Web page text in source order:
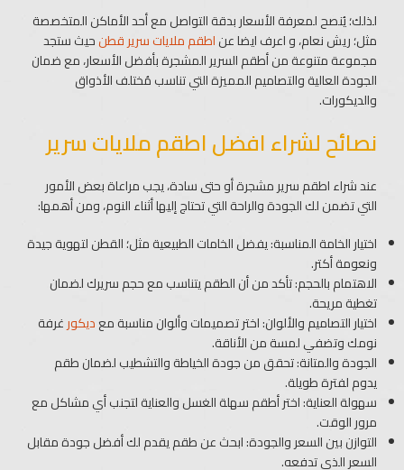
لذلك؛ يُنصح لمعرفة الأسعار بدقة التواصل مع أحد الأماكن المتخصصة
مثل؛ ريش نعام، و اعرف ايضا عناطقم ملايات سرير قطنحيث ستجد
مجموعة متنوعة من أطقم السرير المشجرة بأفضل الأسعار، مع ضمان
الجودة العالية والتصاميم المميزة التي تناسب مُختلف الأذواق
والديكورات.
نصائح لشراء افضل اطقم ملايات سرير
عند شراء اطقم سرير مشجرة أو حتى سادة، يجب مراعاة بعض الأمور
التي تضمن لك الجودة والراحة التي تحتاج إليها أثناء النوم، ومن أهمها:
اختيار الخامة المناسبة: يفضل الخامات الطبيعية مثل؛ القطن لتهوية جيدة
ونعومة أكتر.
الاهتمام بالحجم: تأكد من أن الطقم يتناسب مع حجم سريرك لضمان
تغطية مريحة.
اختيار التصاميم والألوان: اختر تصميمات وألوان مناسبة معديكورغرفة
نومك وتضفي لمسة من الأناقة.
الجودة والمتانة: تحقق من جودة الخياطة والتشطيب لضمان طقم
يدوم لفترة طويلة.
سهولة العناية: اختر أطقم سهلة الغسل والعناية لتجنب أي مشاكل مع
مرور الوقت.
التوازن بين السعر والجودة: ابحث عن طقم يقدم لك أفضل جودة مقابل
السعر الذي تدفعه.